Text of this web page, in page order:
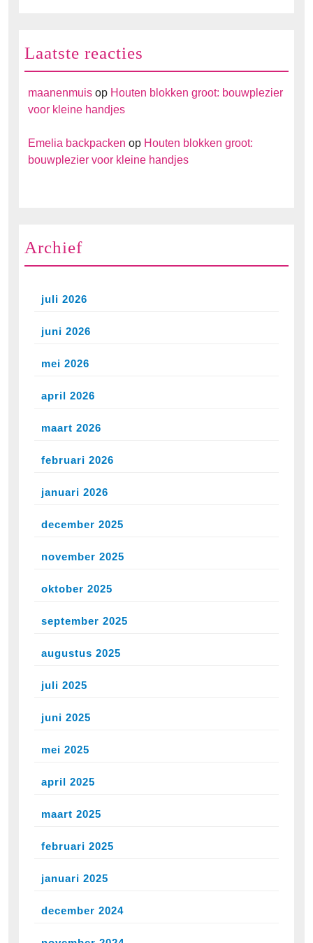
Laatste reacties
maanenmuis op Houten blokken groot: bouwplezier
voor kleine handjes
Emelia backpacken op Houten blokken groot:
bouwplezier voor kleine handjes
Archief
juli 2026
juni 2026
mei 2026
april 2026
maart 2026
februari 2026
januari 2026
december 2025
november 2025
oktober 2025
september 2025
augustus 2025
juli 2025
juni 2025
mei 2025
april 2025
maart 2025
februari 2025
januari 2025
december 2024